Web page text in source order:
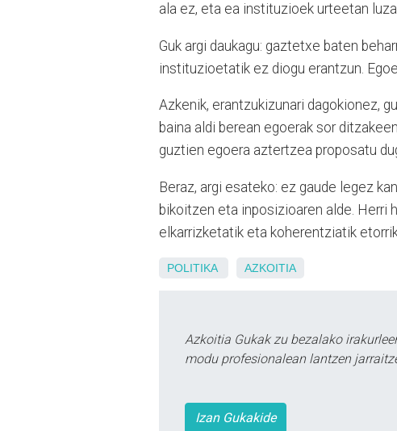
ala ez, eta ea instituzioek urteetan
Guk argi daukagu: gaztetxe baten
instituzioetatik ez diogu erantzun.
Azkenik, erantzukizunari dagokionez,
baina aldi berean egoerak sor
guztien egoera aztertzea proposatu
Beraz, argi esateko: ez gaude legez
bikoitzen eta inposizioaren alde. Herri
elkarrizketatik eta koherentziatik
POLITIKA AZKOITIA
Azkoitia Gukak zu bezalako
modu profesionalean lantzen
Izan Gukakide